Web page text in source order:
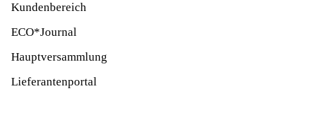
Kundenbereich
ECO*Journal
Hauptversammlung
Lieferantenportal